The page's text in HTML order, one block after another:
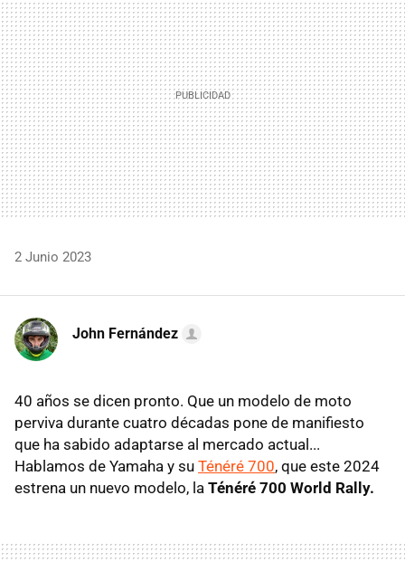
2 Junio 2023
John Fernández
40 años se dicen pronto. Que un modelo de moto
perviva durante cuatro décadas pone de manifiesto
que ha sabido adaptarse al mercado actual...
Hablamos de Yamaha y su Ténéré 700, que este 2024
estrena un nuevo modelo, la Ténéré 700 World Rally.